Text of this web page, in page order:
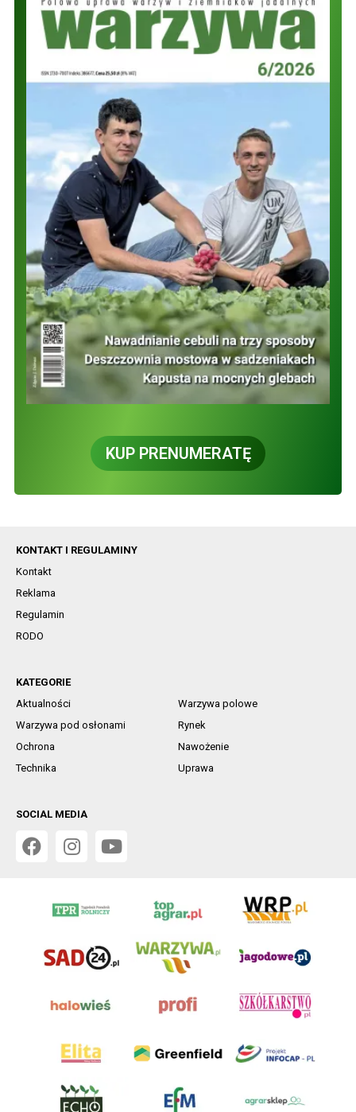
KUP PRENUMERATĘ
KONTAKT I REGULAMINY
Kontakt
Reklama
Regulamin
RODO
KATEGORIE
Aktualności
Warzywa polowe
Warzywa pod osłonami
Rynek
Ochrona
Nawożenie
Technika
Uprawa
SOCIAL MEDIA